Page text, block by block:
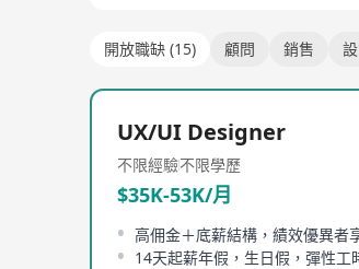
開放職缺 (15) 顧問 銷售
UX/UI Designer
不限經驗不限學歷
$35K-53K/月
高佣金＋底薪結構，績效優異者
14天起薪年假，生日假，彈性工